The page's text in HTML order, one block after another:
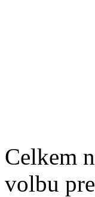
Celkem
volbu